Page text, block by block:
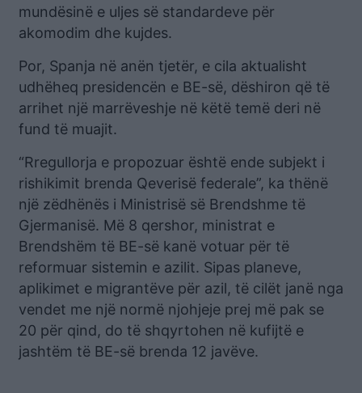
mundësinë e uljes së standardeve për
akomodim dhe kujdes.
Por, Spanja në anën tjetër, e cila aktualisht
udhëheq presidencën e BE-së, dëshiron që të
arrihet një marrëveshje në këtë temë deri në
fund të muajit.
“Rregullorja e propozuar është ende subjekt i
rishikimit brenda Qeverisë federale”, ka thënë
një zëdhënës i Ministrisë së Brendshme të
Gjermanisë. Më 8 qershor, ministrat e
Brendshëm të BE-së kanë votuar për të
reformuar sistemin e azilit. Sipas planeve,
aplikimet e migrantëve për azil, të cilët janë nga
vendet me një normë njohjeje prej më pak se
20 për qind, do të shqyrtohen në kufijtë e
jashtëm të BE-së brenda 12 javëve.